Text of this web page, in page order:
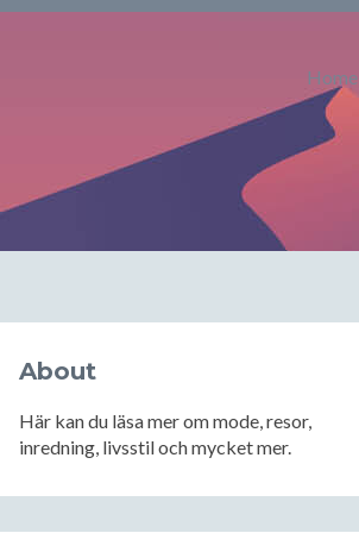
Home
About
Här kan du läsa mer om mode, resor,
inredning, livsstil och mycket mer.